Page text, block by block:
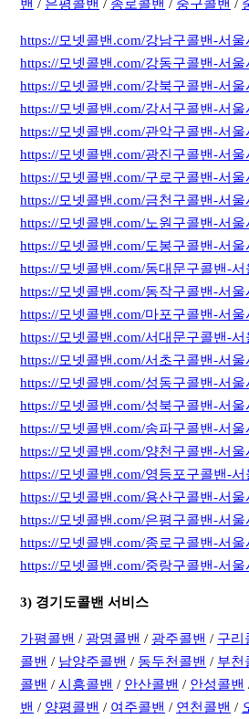
밴 / 은평콜밴 / 종로콜밴 / 중구콜밴 /
https://모넷콜밴.com/강남구콜밴-서울
https://모넷콜밴.com/강동구콜밴-서울
https://모넷콜밴.com/강북구콜밴-서울
https://모넷콜밴.com/강서구콜밴-서울
https://모넷콜밴.com/관악구콜밴-서울
https://모넷콜밴.com/광진구콜밴-서울
https://모넷콜밴.com/구로구콜밴-서울
https://모넷콜밴.com/금천구콜밴-서울
https://모넷콜밴.com/노원구콜밴-서울
https://모넷콜밴.com/도봉구콜밴-서울
https://모넷콜밴.com/동대문구콜밴-서
https://모넷콜밴.com/동작구콜밴-서울
https://모넷콜밴.com/마포구콜밴-서울
https://모넷콜밴.com/서대문구콜밴-서
https://모넷콜밴.com/서초구콜밴-서울
https://모넷콜밴.com/성동구콜밴-서울
https://모넷콜밴.com/성북구콜밴-서울
https://모넷콜밴.com/송파구콜밴-서울
https://모넷콜밴.com/양천구콜밴-서울
https://모넷콜밴.com/영등포구콜밴-서
https://모넷콜밴.com/용산구콜밴-서울
https://모넷콜밴.com/은평구콜밴-서울
https://모넷콜밴.com/종로구콜밴-서울
https://모넷콜밴.com/중랑구콜밴-서울
3) 경기도콜밴 서비스
가평콜밴 / 광명콜밴 / 광주콜밴 / 구리
콜밴 / 남양주콜밴 / 동두천콜밴 / 부천
콜밴 /시흥콜밴 / 안산콜밴 / 안성콜밴
밴 / 양평콜밴 / 여주콜밴 / 연천콜밴 /